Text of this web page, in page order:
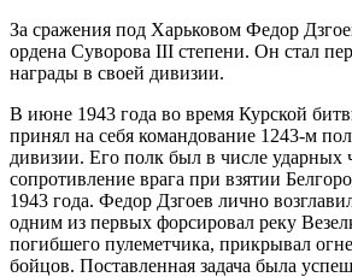
За сражения под Харьковом Федор
ордена Суворова III степени. Он стал
награды в своей дивизии.
В июне 1943 года во время Курской
принял на себя командование 1243-м
дивизии. Его полк был в числе ударных
сопротивление врага при взятии
1943 года. Федор Дзгоев лично
одним из первых форсировал реку
погибшего пулеметчика, прикрывал
бойцов. Поставленная задача была